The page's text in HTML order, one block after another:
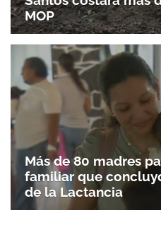
MOP
Más de 80 madres
familiar que
de la Lactancia